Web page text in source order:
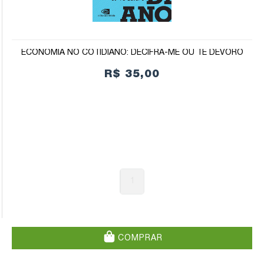
ECONOMIA NO COTIDIANO: DECIFRA-ME OU TE DEVORO
R$ 35,00
COMPRAR